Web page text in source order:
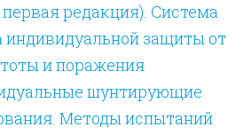
редакция). Система
индивидуальной защиты от
и поражения
шунтирующие
Методы испытаний